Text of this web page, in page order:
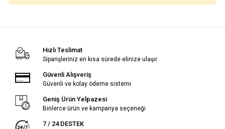
Hızlı Teslimat
Siparişleriniz en kısa sürede elinize ulaşır.
Güvenli Alışveriş
Güvenli ve kolay ödeme sistemi
Geniş Ürün Yelpazesi
Binlerce ürün ve kampanya seçeneği
7 / 24 DESTEK